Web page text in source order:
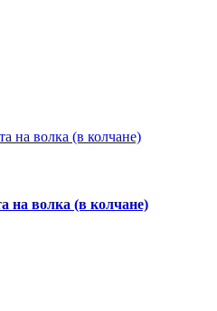
на волка (в колчане)